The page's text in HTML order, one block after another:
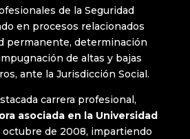
de la Seguridad
en procesos relacionados
permanente, determinación
de altas y bajas
ante la Jurisdicción Social.
carrera profesional,
asociada en la Universidad
de 2008, impartiendo